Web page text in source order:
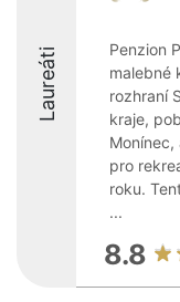
Laureáti
Penzion
malebné
rozhraní
kraje,
pro
roku.
...
8.8